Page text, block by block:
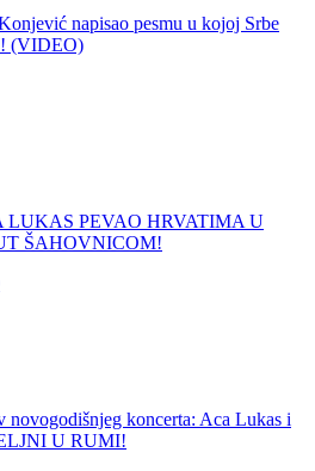
napisao pesmu u kojoj Srbe
(VIDEO)
LUKAS PEVAO HRVATIMA U
ŠAHOVNICOM!
novogodišnjeg koncerta: Aca Lukas i
U RUMI!